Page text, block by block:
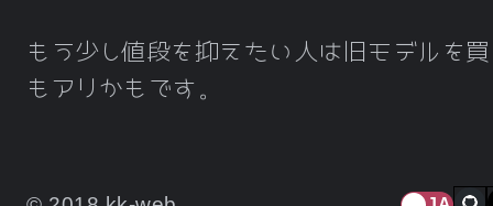
もう少し値段を抑えたい人は旧モデルを
もアリかもです。